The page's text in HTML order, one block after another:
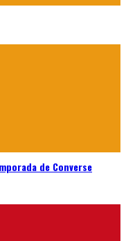
de Converse